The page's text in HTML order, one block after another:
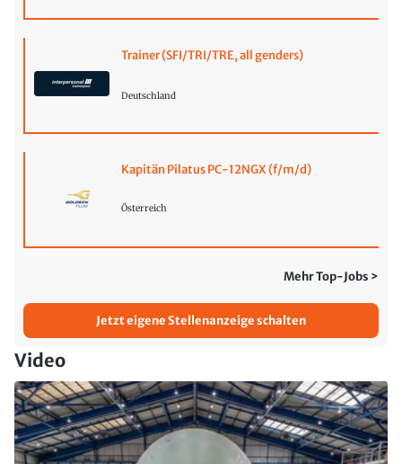
Trainer (SFI/TRI/TRE, all genders)
Deutschland
Kapitän Pilatus PC-12NGX (f/m/d)
Österreich
Mehr Top-Jobs >
Jetzt eigene Stellenanzeige schalten
Video